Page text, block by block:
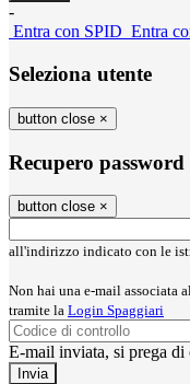
-
Entra con SPID Entra
Seleziona utente
button close ×
Recupero password
button close ×
all'indirizzo indicato con le
Non hai una e-mail associata
tramite la Login Spaggiari
E-mail inviata, si prega di